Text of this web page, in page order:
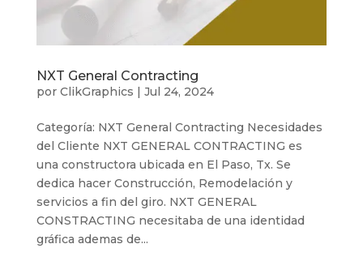
NXT General Contracting
por ClikGraphics | Jul 24, 2024
Categoría: NXT General Contracting Necesidades
del Cliente NXT GENERAL CONTRACTING es
una constructora ubicada en El Paso, Tx. Se
dedica hacer Construcción, Remodelación y
servicios a fin del giro. NXT GENERAL
CONSTRACTING necesitaba de una identidad
gráfica ademas de...